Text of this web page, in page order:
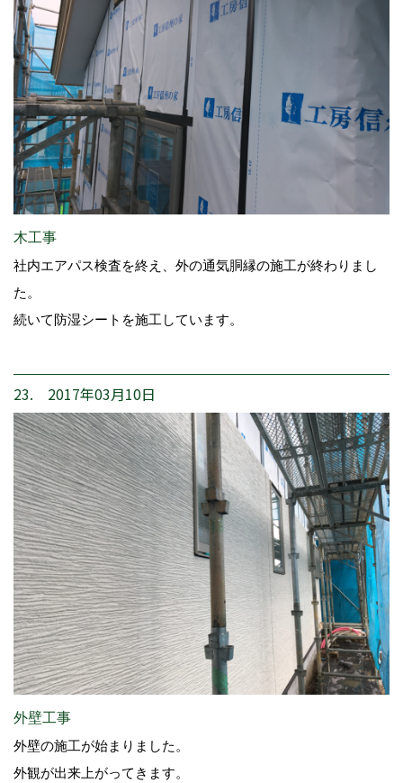
木工事
社内エアパス検査を終え、外の通気胴縁の施工が終わりまし
た。
続いて防湿シートを施工しています。
23. 2017年03月10日
外壁工事
外壁の施工が始まりました。
外観が出来上がってきます。